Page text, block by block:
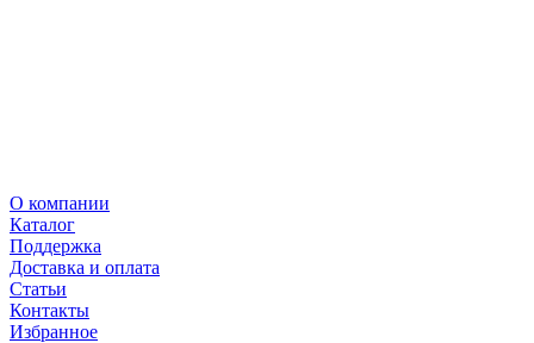
О компании
Каталог
Поддержка
Доставка и оплата
Статьи
Контакты
Избранное